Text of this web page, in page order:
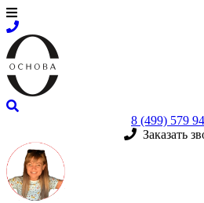
8 (499) 579
Заказать